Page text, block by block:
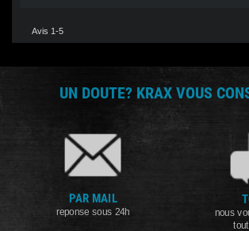
Avis 1-5
UN DOUTE? KRAX VOUS
PAR MAIL
reponse sous 24h
nous